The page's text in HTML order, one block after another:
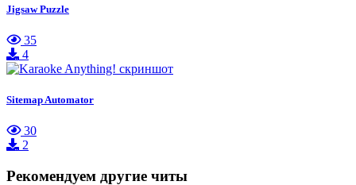
Jigsaw Puzzle
35
4
Sitemap Automator
30
2
Рекомендуем другие читы